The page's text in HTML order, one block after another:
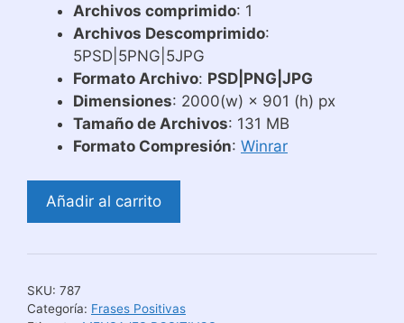
Archivos comprimido: 1
Archivos Descomprimido:
5PSD|5PNG|5JPG
Formato Archivo: PSD|PNG|JPG
Dimensiones: 2000(w) × 901 (h) px
Tamaño de Archivos: 131 MB
Formato Compresión: Winrar
Diseños
con
Positivos
Añadir al carrito
SKU: 787
Categoría: Frases Positivas